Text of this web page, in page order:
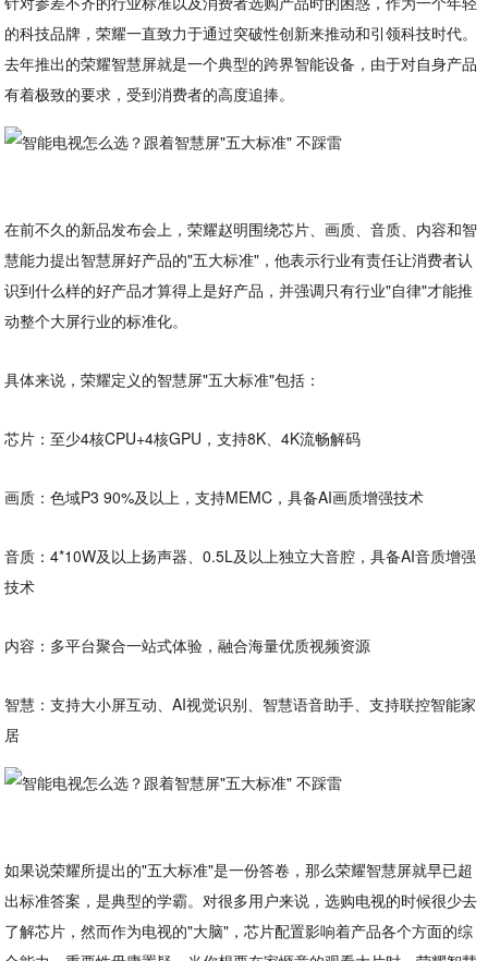
的科技品牌，荣耀一直致力于通过突破性创新来推动和引领科技时代。
去年推出的荣耀智慧屏就是一个典型的跨界智能设备，由于对自身产品
有着极致的要求，受到消费者的高度追捧。
在前不久的新品发布会上，荣耀赵明围绕芯片、画质、音质、内容和智
慧能力提出智慧屏好产品的"五大标准"，他表示行业有责任让消费者认
识到什么样的好产品才算得上是好产品，并强调只有行业"自律"才能推
动整个大屏行业的标准化。
具体来说，荣耀定义的智慧屏"五大标准"包括：
芯片：至少4核CPU+4核GPU，支持8K、4K流畅解码
画质：色域P3 90%及以上，支持MEMC，具备AI画质增强技术
音质：4*10W及以上扬声器、0.5L及以上独立大音腔，具备AI音质增强
技术
内容：多平台聚合一站式体验，融合海量优质视频资源
智慧：支持大小屏互动、AI视觉识别、智慧语音助手、支持联控智能家
居
如果说荣耀所提出的"五大标准"是一份答卷，那么荣耀智慧屏就早已超
出标准答案，是典型的学霸。对很多用户来说，选购电视的时候很少去
了解芯片，然而作为电视的"大脑"，芯片配置影响着产品各个方面的综